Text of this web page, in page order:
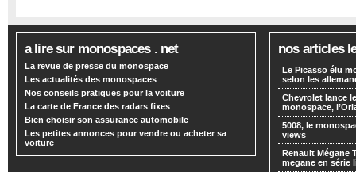
a lire sur monospaces . net
La revue de presse du monospace
Les actualités des monospaces
Nos conseils pratiques pour la voiture
La carte de France des radars fixes
Bien choisir son assurance automobile
Les petites annonces pour vendre ou acheter sa
voiture
nos articles
Le Picasso élu
selon les
Chevrolet lance
monospace,
5008, le
views
Renault Mégane
megane en série